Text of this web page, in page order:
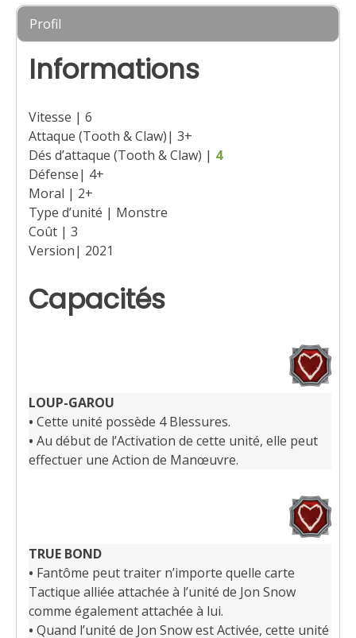
Profil
Informations
Vitesse | 6
Attaque (Tooth & Claw)| 3+
Dés d’attaque (Tooth & Claw) | 4
Défense| 4+
Moral | 2+
Type d’unité | Monstre
Coût | 3
Version| 2021
Capacités
LOUP-GAROU
• Cette unité possède 4 Blessures.
• Au début de l’Activation de cette unité, elle peut
effectuer une Action de Manœuvre.
TRUE BOND
• Fantôme peut traiter n’importe quelle carte
Tactique alliée attachée à l’unité de Jon Snow
comme également attachée à lui.
• Quand l’unité de Jon Snow est Activée, cette unité